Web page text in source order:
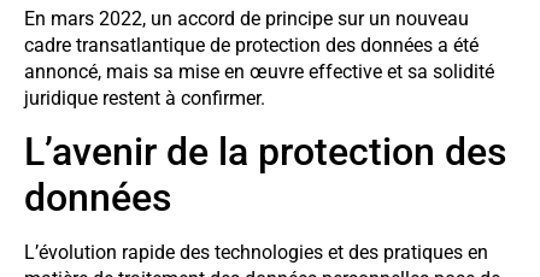
En mars 2022, un accord de principe sur un nouveau
cadre transatlantique de protection des données a été
annoncé, mais sa mise en œuvre effective et sa solidité
juridique restent à confirmer.
L’avenir de la protection des
données
L’évolution rapide des technologies et des pratiques en